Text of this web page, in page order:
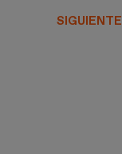
SIGUIENTE